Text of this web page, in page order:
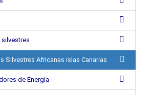
Silvestres Africanas islas Canarias
de Energía